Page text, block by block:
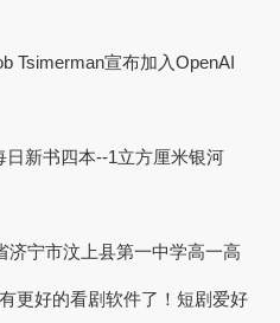
Tsimerman宣布加入OpenAI
日新书四本--1立方厘米银河
济宁市汶上县第一中学高一高
更好的看剧软件了！短剧爱好